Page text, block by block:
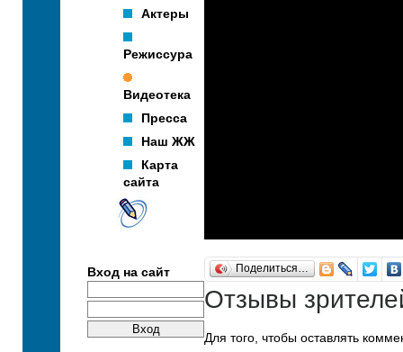
Актеры
Режиссура
Видеотека
Пресса
Наш ЖЖ
Карта
сайта
Вход на сайт Поделиться…
Отзывы
Для того, чтобы оставлять